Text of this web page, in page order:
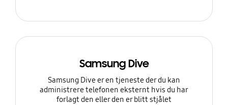
Samsung Dive
Samsung Dive er en tjeneste der du kan
administrere telefonen eksternt hvis du har
forlagt den eller den er blitt stjålet